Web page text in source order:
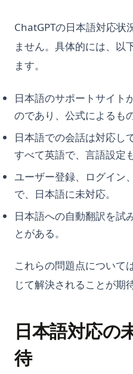
ChatGPTの日本語対応状
ません。具体的には、以
ます。
日本語のサポートサイト
のであり、公式によるも
日本語での会話は対応し
すべて英語で、言語設定
ユーザー登録、ログイン
で、日本語に未対応。
日本語への自動翻訳を試
とがある。
これらの問題点について
じて解決されることが期
日本語対応の
待